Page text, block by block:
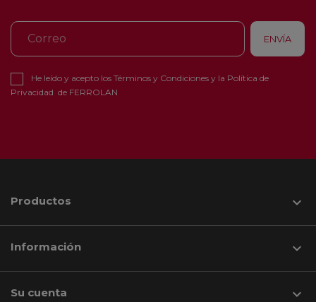
He leído y acepto los Términos y Condiciones y la Política de
Privacidad de FERROLAN
Productos 
Información 
Su cuenta 